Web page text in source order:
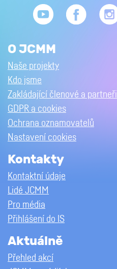
O JCMM
Naše projekty
Kdo jsme
Zakládající členové a partneři
GDPR a cookies
Ochrana oznamovatelů
Nastavení cookies
Kontakty
Kontaktní údaje
Lidé JCMM
Pro média
Přihlášení do IS
Aktuálně
Přehled akcí